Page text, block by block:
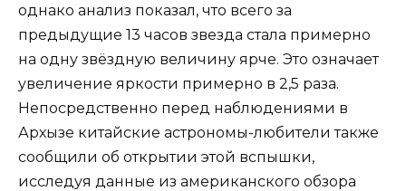
однако анализ показал, что всего за
предыдущие 13 часов звезда стала примерно
на одну звёздную величину ярче. Это означает
увеличение яркости примерно в 2,5 раза.
Непосредственно перед наблюдениями в
Архызе китайские астрономы-любители также
сообщили об открытии этой вспышки,
исследуя данные из американского обзора